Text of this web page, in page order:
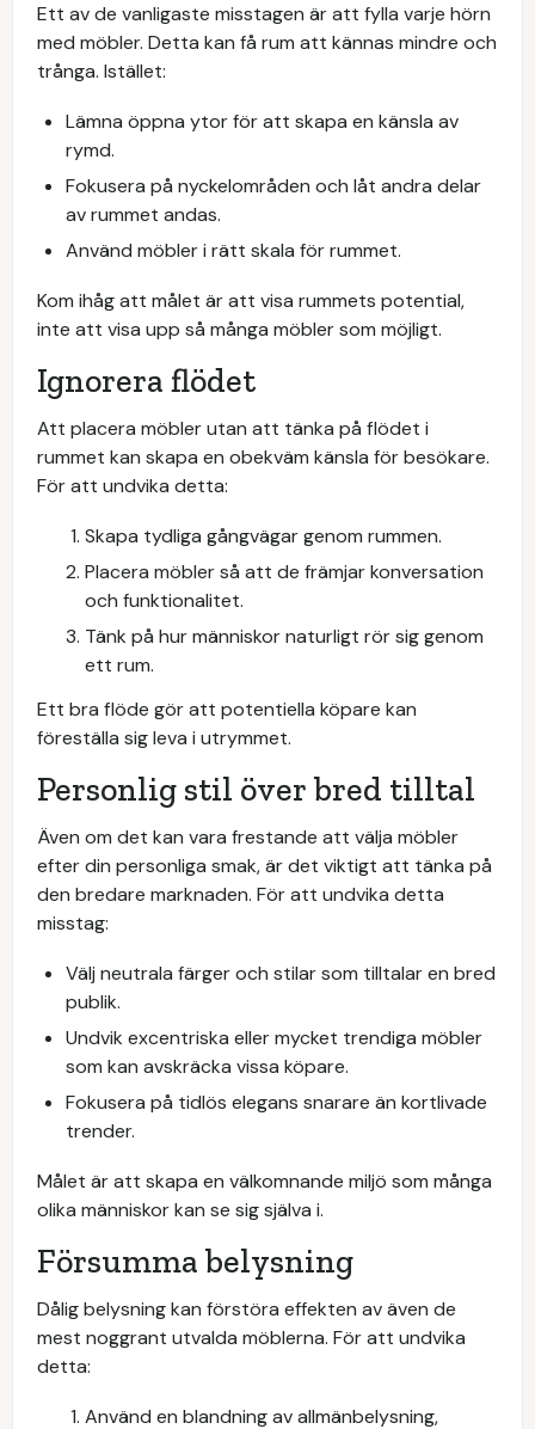
Ett av de vanligaste misstagen är att fylla varje hörn
med möbler. Detta kan få rum att kännas mindre och
trånga. Istället:
Lämna öppna ytor för att skapa en känsla av
rymd.
Fokusera på nyckelområden och låt andra delar
av rummet andas.
Använd möbler i rätt skala för rummet.
Kom ihåg att målet är att visa rummets potential,
inte att visa upp så många möbler som möjligt.
Ignorera flödet
Att placera möbler utan att tänka på flödet i
rummet kan skapa en obekväm känsla för besökare.
För att undvika detta:
Skapa tydliga gångvägar genom rummen.
Placera möbler så att de främjar konversation
och funktionalitet.
Tänk på hur människor naturligt rör sig genom
ett rum.
Ett bra flöde gör att potentiella köpare kan
föreställa sig leva i utrymmet.
Personlig stil över bred tilltal
Även om det kan vara frestande att välja möbler
efter din personliga smak, är det viktigt att tänka på
den bredare marknaden. För att undvika detta
misstag:
Välj neutrala färger och stilar som tilltalar en bred
publik.
Undvik excentriska eller mycket trendiga möbler
som kan avskräcka vissa köpare.
Fokusera på tidlös elegans snarare än kortlivade
trender.
Målet är att skapa en välkomnande miljö som många
olika människor kan se sig själva i.
Försumma belysning
Dålig belysning kan förstöra effekten av även de
mest noggrant utvalda möblerna. För att undvika
detta:
Använd en blandning av allmänbelysning,